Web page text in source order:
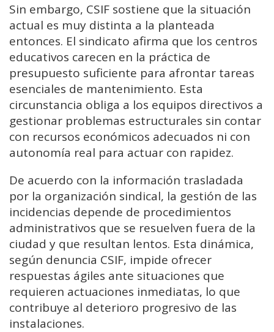
Sin embargo, CSIF sostiene que la situación
actual es muy distinta a la planteada
entonces. El sindicato afirma que los centros
educativos carecen en la práctica de
presupuesto suficiente para afrontar tareas
esenciales de mantenimiento. Esta
circunstancia obliga a los equipos directivos a
gestionar problemas estructurales sin contar
con recursos económicos adecuados ni con
autonomía real para actuar con rapidez.
De acuerdo con la información trasladada
por la organización sindical, la gestión de las
incidencias depende de procedimientos
administrativos que se resuelven fuera de la
ciudad y que resultan lentos. Esta dinámica,
según denuncia CSIF, impide ofrecer
respuestas ágiles ante situaciones que
requieren actuaciones inmediatas, lo que
contribuye al deterioro progresivo de las
instalaciones.